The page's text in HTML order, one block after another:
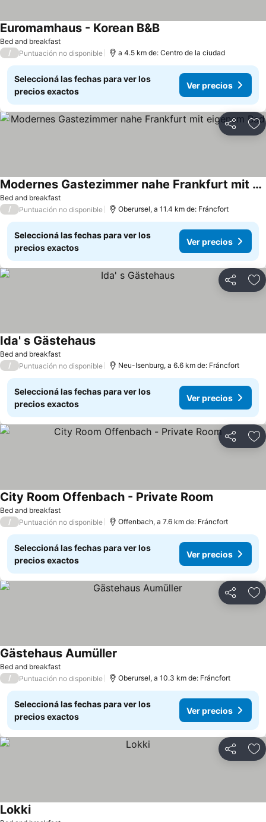
Bed and breakfast
Euromamhaus - Korean B&BVer precios
/ Puntuación no disponible a 4.5 km de: Centro de la ciudad
Seleccioná las fechas para ver los
precios exactos
Ver precios
Compartir
Bed and breakfast
Modernes Gastezimmer nahe Frankfurt mit eigenem Bad
Ver precios
/ Puntuación no disponible Oberursel, a 11.4 km de: Fráncfort
Seleccioná las fechas para ver los
precios exactos
Ver precios
Compartir
Bed and breakfast
Ida' s GästehausVer precios
/ Puntuación no disponible Neu-Isenburg, a 6.6 km de: Fráncfort
Seleccioná las fechas para ver los
precios exactos
Ver precios
Compartir
Bed and breakfast
City Room Offenbach - Private Room
/ Puntuación no disponible Offenbach, a 7.6 km de: Fráncfort
Seleccioná las fechas para ver los
precios exactos
Ver precios
Compartir
Bed and breakfast
Gästehaus Aumüller
/ Puntuación no disponible Oberursel, a 10.3 km de: Fráncfort
Seleccioná las fechas para ver los
precios exactos
Ver precios
Compartir
LokkiVer precios